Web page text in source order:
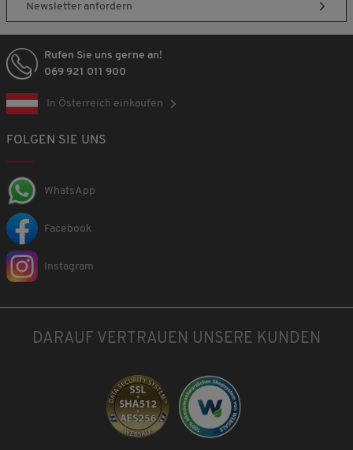
Newsletter anfordern
Rufen Sie uns gerne an!
069 921 011 900
In Österreich einkaufen
FOLGEN SIE UNS
WhatsApp
Facebook
Instagram
DARAUF VERTRAUEN UNSERE KUNDEN